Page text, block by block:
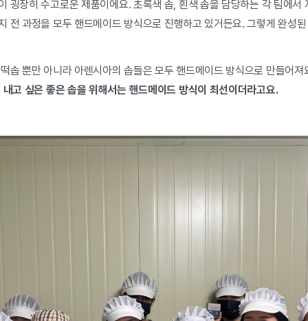
굉장히 수고로운 제품이에요. 초록색 솝, 흰색 솝을 담당하는 각 팀에서
전 과정을 모두 핸드메이드 방식으로 진행하고 있거든요. 그렇게 완성
솝 뿐만 아니라 아렌시아의 솝들은 모두 핸드메이드 방식으로 만들어
고 싶은 좋은 솝을 위해서는 핸드메이드 방식이 최선이더라고요.